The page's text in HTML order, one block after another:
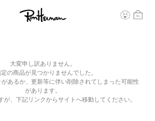
大変申し訳ありません。
定の商品が見つかりませんでした。
あるか、更新等に伴い削除されてしまった可能性
があります。
が、下記リンクからサイトへ移動してください。